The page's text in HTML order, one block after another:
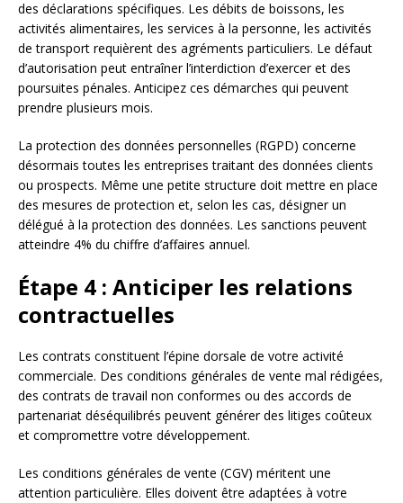
des déclarations spécifiques. Les débits de boissons, les
activités alimentaires, les services à la personne, les activités
de transport requièrent des agréments particuliers. Le défaut
d’autorisation peut entraîner l’interdiction d’exercer et des
poursuites pénales. Anticipez ces démarches qui peuvent
prendre plusieurs mois.
La protection des données personnelles (RGPD) concerne
désormais toutes les entreprises traitant des données clients
ou prospects. Même une petite structure doit mettre en place
des mesures de protection et, selon les cas, désigner un
délégué à la protection des données. Les sanctions peuvent
atteindre 4% du chiffre d’affaires annuel.
Étape 4 : Anticiper les relations
contractuelles
Les contrats constituent l’épine dorsale de votre activité
commerciale. Des conditions générales de vente mal rédigées,
des contrats de travail non conformes ou des accords de
partenariat déséquilibrés peuvent générer des litiges coûteux
et compromettre votre développement.
Les conditions générales de vente (CGV) méritent une
attention particulière. Elles doivent être adaptées à votre